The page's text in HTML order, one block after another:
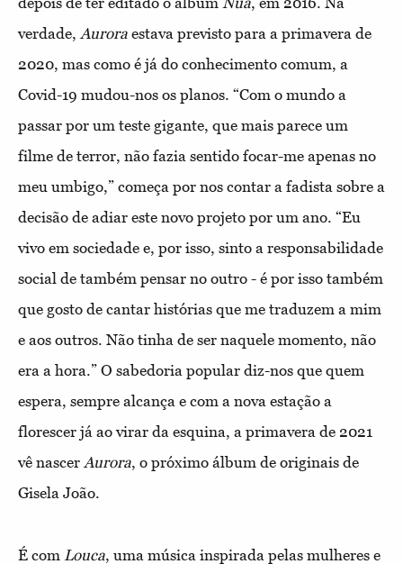
verdade,Aurora estava previsto para a primavera de
2020, mas como é já do conhecimento comum, a
Covid-19 mudou-nos os planos. “Com o mundo a
passar por um teste gigante, que mais parece um
filme de terror, não fazia sentido focar-me apenas no
meu umbigo,” começa por nos contar a fadista sobre a
decisão de adiar este novo projeto por um ano. “Eu
vivo em sociedade e, por isso, sinto a responsabilidade
social de também pensar no outro - é por isso também
que gosto de cantar histórias que me traduzem a mim
e aos outros. Não tinha de ser naquele momento, não
era a hora.” O sabedoria popular diz-nos que quem
espera, sempre alcança e com a nova estação a
florescer já ao virar da esquina, a primavera de 2021
vê nascerAurora, o próximo álbum de originais de
Gisela João.
É com Louca, uma música inspirada pelas mulheres e